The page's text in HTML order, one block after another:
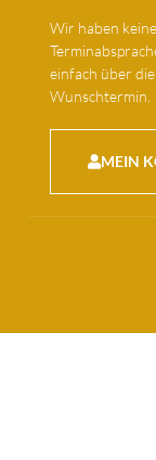
Wir haben
einfach über
Wunschtermin.
MEIN